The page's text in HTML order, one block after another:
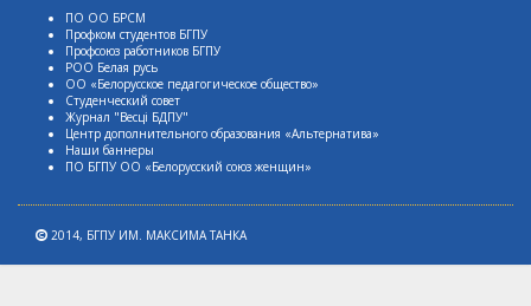
ПО ОО БРСМ
Профком студентов БГПУ
Профсоюз работников БГПУ
РОО Белая русь
ОО «Белорусское педагогическое общество»
Студенческий совет
Журнал "Весцi БДПУ"
Центр дополнительного образования «Альтернатива»
Наши баннеры
ПО БГПУ ОО «Белорусский союз женщин»
2014, БГПУ ИМ. МАКСИМА ТАНКА